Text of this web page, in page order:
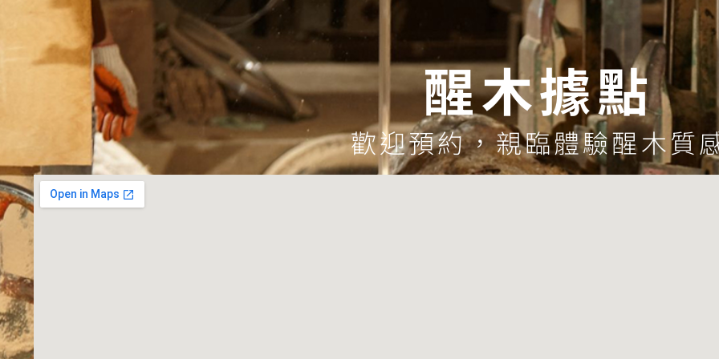
醒木據點
歡迎預約，親臨體驗醒木質